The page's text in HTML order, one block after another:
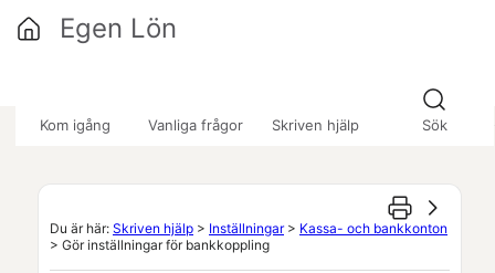
Kom igång Vanliga frågor Skriven hjälp Sök
Egen Lön
Du är här: Skriven hjälp > Inställningar> Kassa- och bankkonton
> Gör inställningar för bankkoppling